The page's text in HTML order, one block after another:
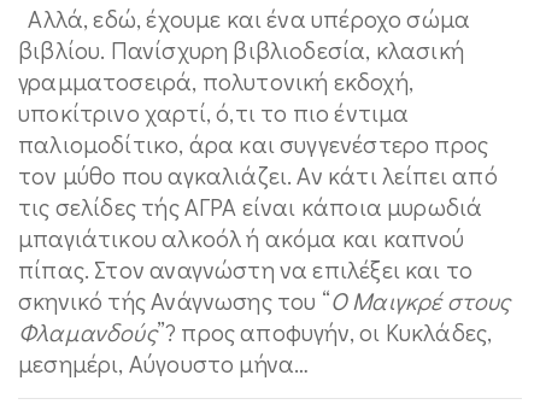
Αλλά, εδώ, έχουμε και ένα υπέροχο σώμα
βιβλίου. Πανίσχυρη βιβλιοδεσία, κλασική
γραμματοσειρά, πολυτονική εκδοχή,
υποκίτρινο χαρτί, ό,τι το πιο έντιμα
παλιομοδίτικο, άρα και συγγενέστερο προς
τον μύθο που αγκαλιάζει. Αν κάτι λείπει από
τις σελίδες τής ΑΓΡΑ είναι κάποια μυρωδιά
μπαγιάτικου αλκοόλ ή ακόμα και καπνού
πίπας. Στον αναγνώστη να επιλέξει και το
σκηνικό τής Ανάγνωσης του “Ο Μαιγκρέ στους
Φλαμανδούς”? προς αποφυγήν, οι Κυκλάδες,
μεσημέρι, Αύγουστο μήνα…